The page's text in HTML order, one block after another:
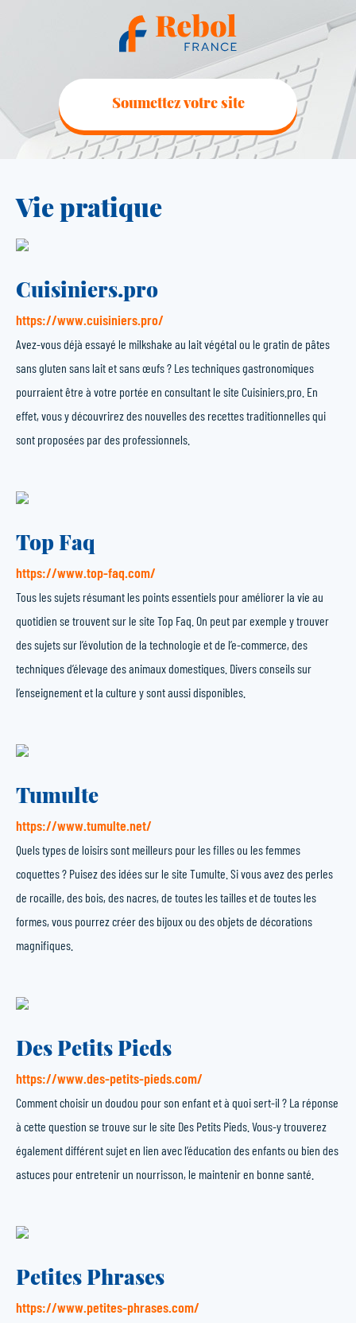
Soumettez votre site
Vie pratique
Cuisiniers.pro
https://www.cuisiniers.pro/
Avez-vous déjà essayé le milkshake au lait végétal ou le gratin de pâtes
sans gluten sans lait et sans œufs ? Les techniques gastronomiques
pourraient être à votre portée en consultant le site Cuisiniers.pro. En
effet, vous y découvrirez des nouvelles des recettes traditionnelles qui
sont proposées par des professionnels.
Top Faq
https://www.top-faq.com/
Tous les sujets résumant les points essentiels pour améliorer la vie au
quotidien se trouvent sur le site Top Faq. On peut par exemple y trouver
des sujets sur l’évolution de la technologie et de l’e-commerce, des
techniques d’élevage des animaux domestiques. Divers conseils sur
l’enseignement et la culture y sont aussi disponibles.
Tumulte
https://www.tumulte.net/
Quels types de loisirs sont meilleurs pour les filles ou les femmes
coquettes ? Puisez des idées sur le site Tumulte. Si vous avez des perles
de rocaille, des bois, des nacres, de toutes les tailles et de toutes les
formes, vous pourrez créer des bijoux ou des objets de décorations
magnifiques.
Des Petits Pieds
https://www.des-petits-pieds.com/
Comment choisir un doudou pour son enfant et à quoi sert-il ? La réponse
à cette question se trouve sur le site Des Petits Pieds. Vous-y trouverez
également différent sujet en lien avec l’éducation des enfants ou bien des
astuces pour entretenir un nourrisson, le maintenir en bonne santé.
Petites Phrases
https://www.petites-phrases.com/